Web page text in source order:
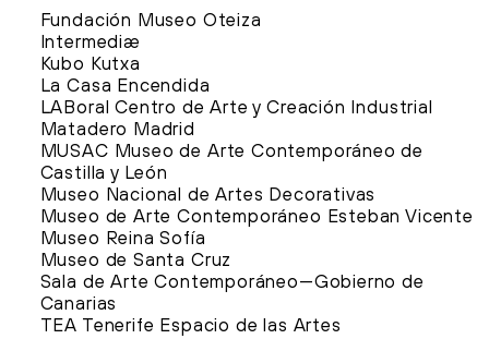
Fundación Museo Oteiza
Intermediæ
Kubo Kutxa
La Casa Encendida
LABoral Centro de Arte y Creación Industrial
Matadero Madrid
MUSAC Museo de Arte Contemporáneo de
Castilla y León
Museo Nacional de Artes Decorativas
Museo de Arte Contemporáneo Esteban Vicente
Museo Reina Sofía
Museo de Santa Cruz
Sala de Arte Contemporáneo—Gobierno de
Canarias
TEA Tenerife Espacio de las Artes